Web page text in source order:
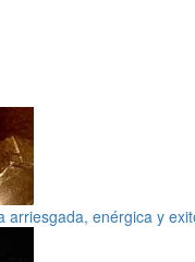
arriesgada, enérgica y